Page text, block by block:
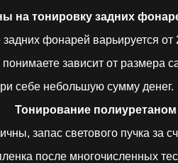
фонарей в
фонарей варьируется
зависит от
себе небольшую сумму денег.
Тонирование
запас светового пучка за
после многочисленных